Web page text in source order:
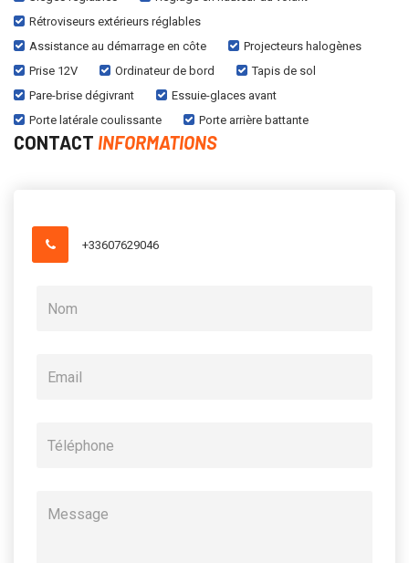
Rétroviseurs extérieurs réglables
Assistance au démarrage en côte
Projecteurs halogènes
Prise 12V
Ordinateur de bord
Tapis de sol
Pare-brise dégivrant
Essuie-glaces avant
Porte latérale coulissante
Porte arrière battante
CONTACT INFORMATIONS
+33607629046